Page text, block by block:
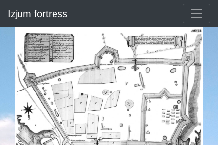
Izjum fortress